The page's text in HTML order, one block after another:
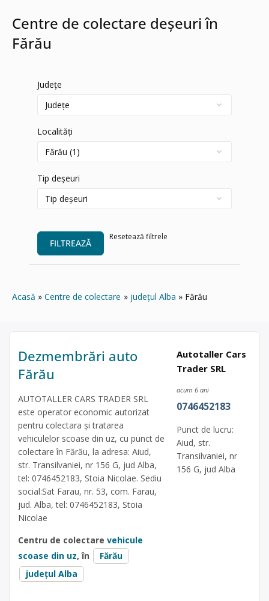
Centre de colectare deșeuri în
Fărău
Județe
Localități
Tip deșeuri
FILTREAZĂ
Resetează filtrele
Acasă Centre de colectare județul Alba Fărău
Dezmembrări auto
Fărău
AUTOTALLER CARS TRADER SRL
este operator economic autorizat
pentru colectara și tratarea
vehiculelor scoase din uz, cu punct de
colectare în Fărău, la adresa: Aiud,
str. Transilvaniei, nr 156 G, jud Alba,
tel: 0746452183, Stoia Nicolae. Sediu
social:Sat Farau, nr. 53, com. Farau,
jud. Alba, tel: 0746452183, Stoia
Nicolae
Centru de colectare vehicule
scoase din uz, în
Fărău
județul Alba
Autotaller Cars
Trader SRL
acum 6 ani
0746452183
Punct de lucru:
Aiud, str.
Transilvaniei, nr
156 G, jud Alba